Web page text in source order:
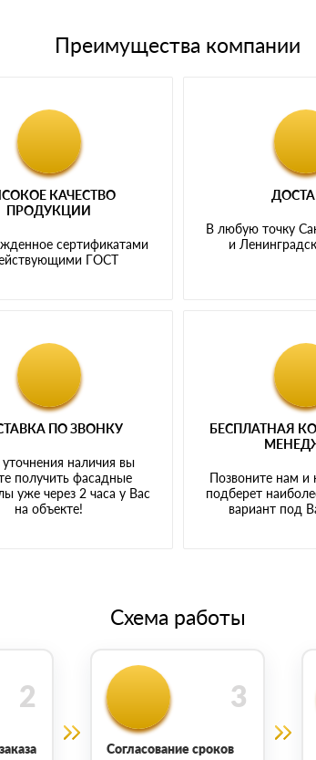
Преимущества компании
КАЧЕСТВО
ПРОДУКЦИИ
сертификатами
ГОСТ
В любую точку
и
ПО ЗВОНКУ
наличия вы
получить фасадные
уже через 2 часа у Вас
на объекте!
БЕСПЛАТНАЯ
Позвоните нам
подберет
вариант под
Схема работы
Согласование сроков